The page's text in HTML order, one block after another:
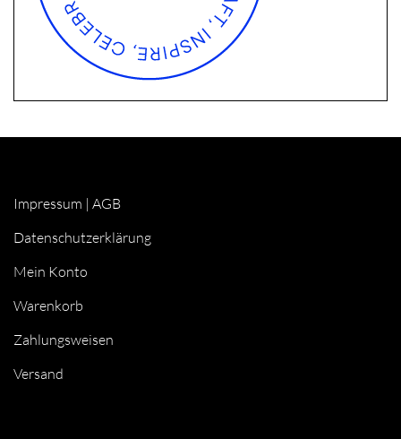
Impressum | AGB
Datenschutzerklärung
Mein Konto
Warenkorb
Zahlungsweisen
Versand